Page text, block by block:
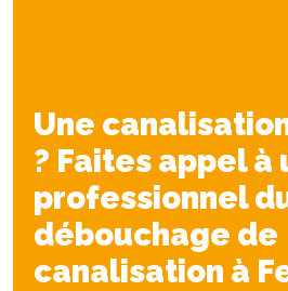
Une
? Faites appel à
professionnel
débouchage de
canalisation à